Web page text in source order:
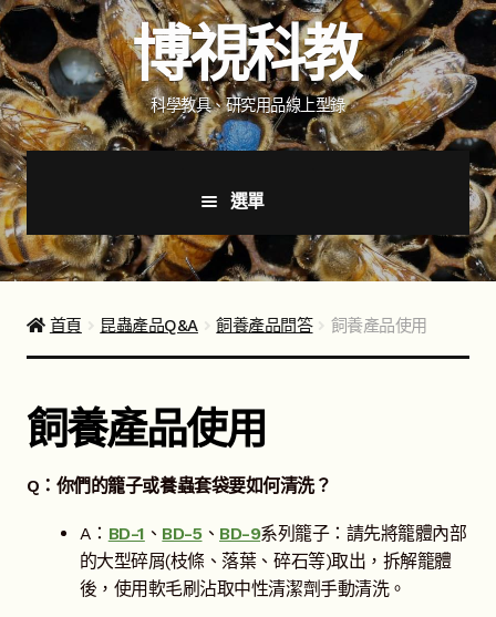
跳
導
覽
列
跳
主
要
內
容
博視科教
科學教具、研究用品線上型錄
選單
首頁
新品上市
如何購買
聯絡我們
關於我們
昆蟲產品Q&A
首頁 昆蟲產品Q&A 飼養產品問答 飼養產品使用
飼養產品使用
Q：你們的籠子或養蟲套袋要如何清洗？
A： BD-1 、 BD-5、 BD-9系列籠子：請先將籠體內部
的大型碎屑(枝條、落葉、碎石等)取出，拆解籠體
後，使用軟毛刷沾取中性清潔劑手動清洗。